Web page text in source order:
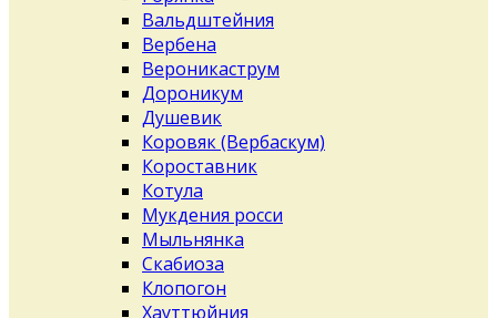
Вальдштейния
Вербена
Вероникаструм
Дороникум
Душевик
Коровяк (Вербаскум)
Короставник
Котула
Мукдения росси
Мыльнянка
Скабиоза
Клопогон
Хауттюйния